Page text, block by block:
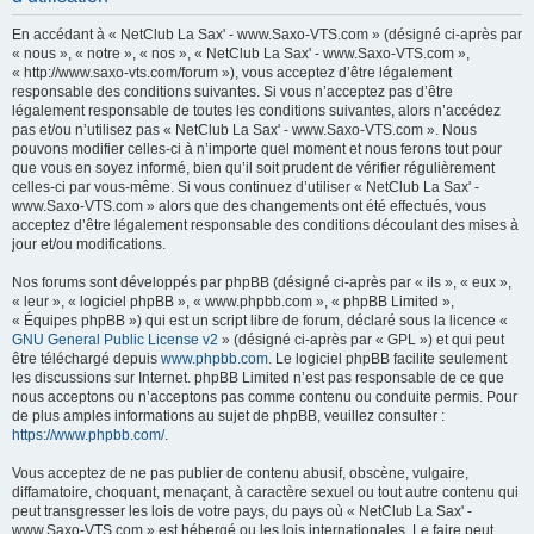
h
En accédant à « NetClub La Sax' - www.Saxo-VTS.com » (désigné ci-après par
« nous », « notre », « nos », « NetClub La Sax' - www.Saxo-VTS.com »,
« http://www.saxo-vts.com/forum »), vous acceptez d’être légalement
responsable des conditions suivantes. Si vous n’acceptez pas d’être
légalement responsable de toutes les conditions suivantes, alors n’accédez
pas et/ou n’utilisez pas « NetClub La Sax' - www.Saxo-VTS.com ». Nous
pouvons modifier celles-ci à n’importe quel moment et nous ferons tout pour
que vous en soyez informé, bien qu’il soit prudent de vérifier régulièrement
celles-ci par vous-même. Si vous continuez d’utiliser « NetClub La Sax' -
www.Saxo-VTS.com » alors que des changements ont été effectués, vous
acceptez d’être légalement responsable des conditions découlant des mises à
jour et/ou modifications.
Nos forums sont développés par phpBB (désigné ci-après par « ils », « eux »,
« leur », « logiciel phpBB », « www.phpbb.com », « phpBB Limited »,
« Équipes phpBB ») qui est un script libre de forum, déclaré sous la licence «
GNU General Public License v2 » (désigné ci-après par « GPL ») et qui peut
être téléchargé depuis www.phpbb.com. Le logiciel phpBB facilite seulement
les discussions sur Internet. phpBB Limited n’est pas responsable de ce que
nous acceptons ou n’acceptons pas comme contenu ou conduite permis. Pour
de plus amples informations au sujet de phpBB, veuillez consulter :
https://www.phpbb.com/.
Vous acceptez de ne pas publier de contenu abusif, obscène, vulgaire,
diffamatoire, choquant, menaçant, à caractère sexuel ou tout autre contenu qui
peut transgresser les lois de votre pays, du pays où « NetClub La Sax' -
www.Saxo-VTS.com » est hébergé ou les lois internationales. Le faire peut